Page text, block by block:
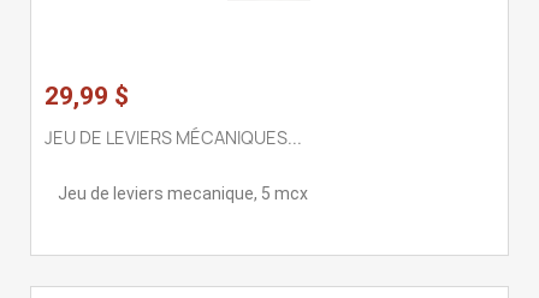
29,99 $
JEU DE LEVIERS MÉCANIQUES...
Jeu de leviers mecanique, 5 mcx